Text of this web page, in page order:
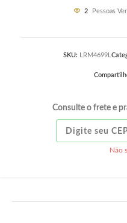
2 Pessoas
SKU: LRM4699L
Consulte o frete e
Não